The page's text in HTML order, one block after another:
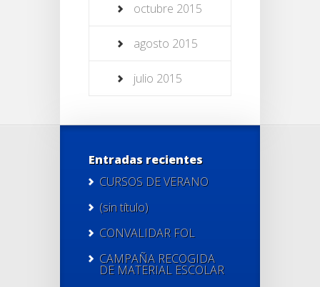
octubre 2015
agosto 2015
julio 2015
Entradas recientes
CURSOS DE VERANO
(sin título)
CONVALIDAR FOL
CAMPAÑA RECOGIDA
DE MATERIAL ESCOLAR